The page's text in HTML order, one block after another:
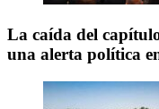
La caída del
una alerta política